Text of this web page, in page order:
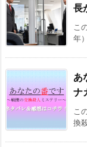
長
こ
年
あ
ナ
こ
換